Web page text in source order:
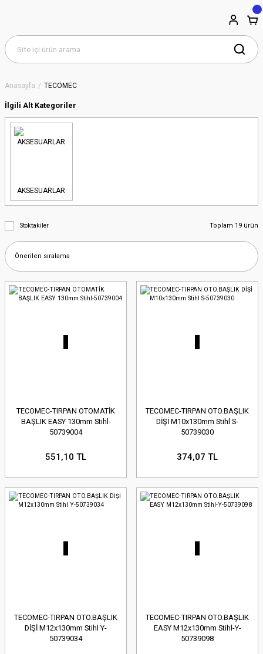
Anasayfa TECOMEC
İlgili Alt Kategoriler
AKSESUARLAR
Stoktakiler Toplam 19 ürün
TECOMEC-TIRPAN OTOMATİK
BAŞLIK EASY 130mm Stihl-
50739004
551,10 TL
TECOMEC-TIRPAN OTO.BAŞLIK
DİŞİ M10x130mm Stihl S-
50739030
374,07 TL
TECOMEC-TIRPAN OTO.BAŞLIK
DİŞİ M12x130mm Stihl Y-
50739034
TECOMEC-TIRPAN OTO.BAŞLIK
EASY M12x130mm Stihl-Y-
50739098